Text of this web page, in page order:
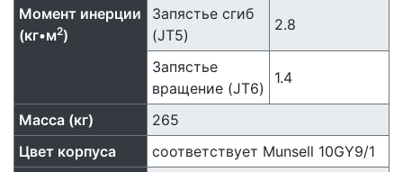
Момент инерции
(кг•м2)
Запястье сгиб
(JT5)
2.8
Запястье
вращение (JT6)
1.4
Масса (кг)
265
Цвет корпуса
соответствует Munsell 10GY9/1